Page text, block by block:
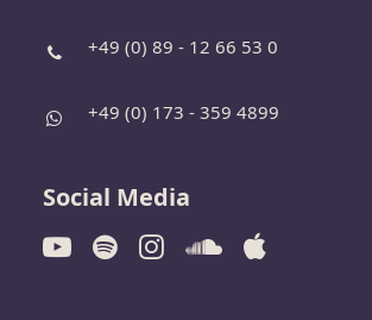
+49 (0) 89 - 12 66 53 0
+49 (0) 173 - 359 4899
Social Media